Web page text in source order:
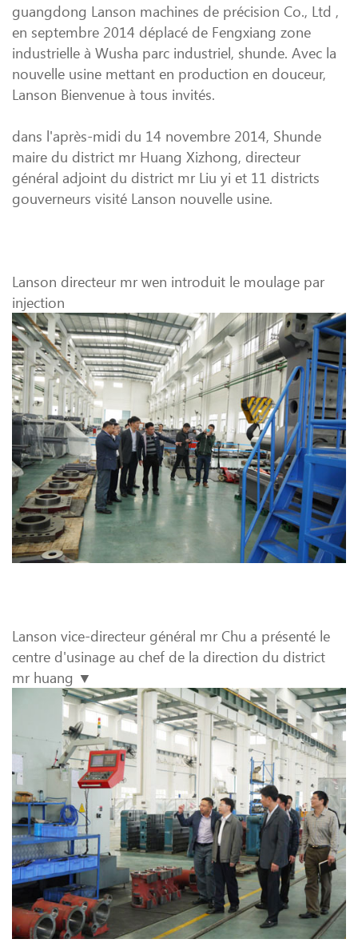
guangdong Lanson machines de précision Co., Ltd ,
en septembre 2014 déplacé de Fengxiang zone
industrielle à Wusha parc industriel, shunde. Avec la
nouvelle usine mettant en production en douceur,
Lanson Bienvenue à tous invités.
dans l'après-midi du 14 novembre 2014, Shunde
maire du district mr Huang Xizhong, directeur
général adjoint du district mr Liu yi et 11 districts
gouverneurs visité Lanson nouvelle usine.
Lanson directeur mr wen introduit le moulage par
injection
Lanson vice-directeur général mr Chu a présenté le
centre d'usinage au chef de la direction du district
mr huang ▼